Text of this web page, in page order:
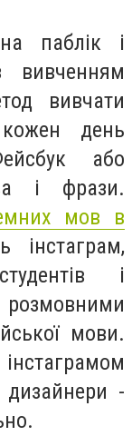
паблік і
вивченням
вивчати
день
або
і фрази.
мов в
інстаграм,
і
мови.
дизайнери -